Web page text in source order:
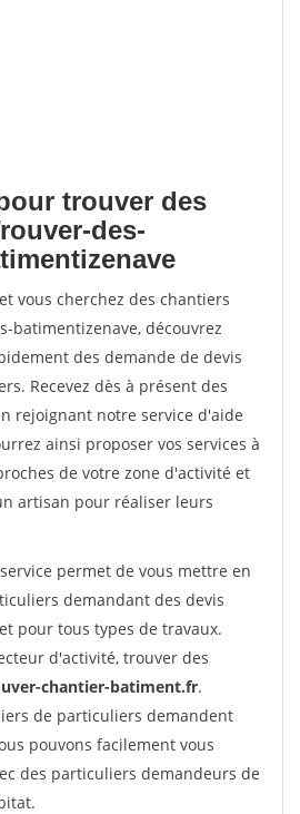
trouver des
des-
vous cherchez des chantiers
batimentizenave, découvrez
des demande de devis
Recevez dès à présent des
rejoignant notre service d'aide
ainsi proposer vos services à
de votre zone d'activité et
artisan pour réaliser leurs
permet de vous mettre en
demandant des devis
pour tous types de travaux.
d'activité, trouver des
chantier-batiment.fr.
de particuliers demandent
pouvons facilement vous
des particuliers demandeurs de